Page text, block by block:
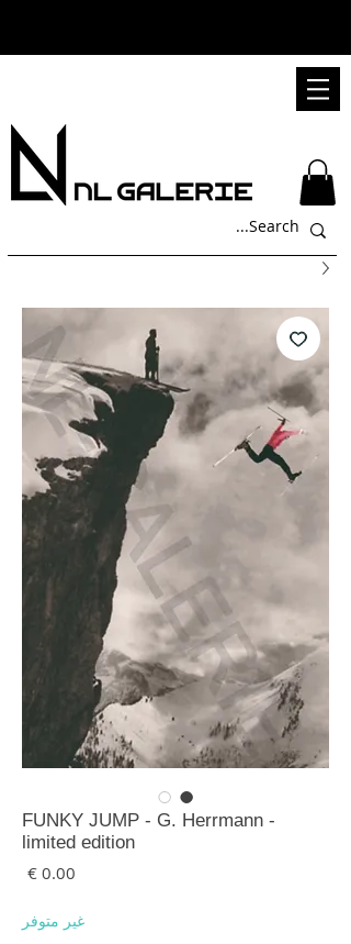
FUNKY JUMP - G. Herrmann -
limited edition
غير متوفر